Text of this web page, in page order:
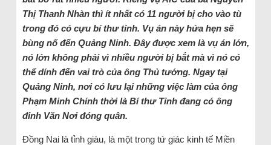
Thị Thanh Nhàn thì ít nhất có 11 người bị cho vào tù
trong đó có cựu bí thư tỉnh. Vụ án này hứa hẹn sẽ
bùng nổ đến Quảng Ninh. Đây được xem là vụ án lớn,
nó lớn không phải vì nhiều người bị bắt mà vì nó có
thể dính đến vai trò của ông Thủ tướng. Ngay tại
Quảng Ninh, nơi có lưu lại những việc làm của ông
Phạm Minh Chính thời là Bí thư Tỉnh đang có ông
đinh Văn Nơi đóng quân.
Đồng Nai là tỉnh giàu, là một trong tứ giác kinh tế Miền